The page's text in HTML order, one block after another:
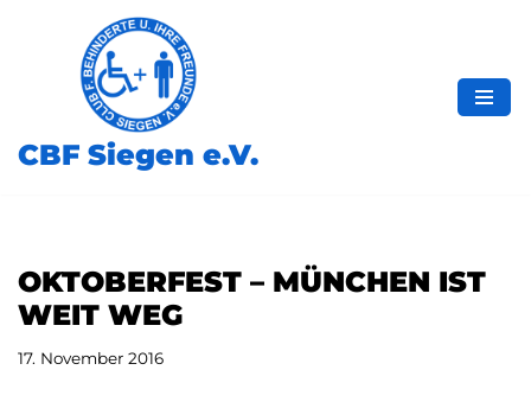
springen
CBF Siegen e.V.
OKTOBERFEST – MÜNCHEN IST
WEIT WEG
17. November 2016